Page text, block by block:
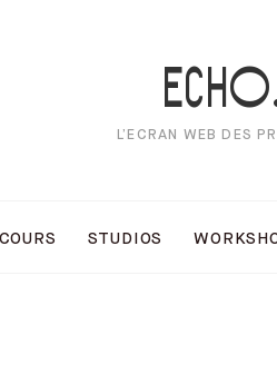
L’ECRAN WEB DES
COURS STUDIOS